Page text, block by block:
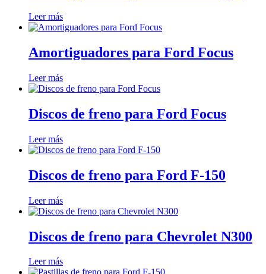
Leer más
Amortiguadores para Ford Focus
Leer más
Discos de freno para Ford Focus
Leer más
Discos de freno para Ford F-150
Leer más
Discos de freno para Chevrolet N300
Leer más